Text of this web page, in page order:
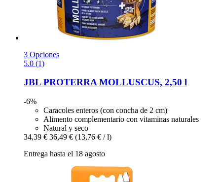
3 Opciones
5.0 (1)
JBL PROTERRA MOLLUSCUS, 2,50 l
-6%
Caracoles enteros (con concha de 2 cm)
Alimento complementario con vitaminas naturales
Natural y seco
34,39 € 36,49 € (13,76 € / l)
Entrega hasta el 18 agosto